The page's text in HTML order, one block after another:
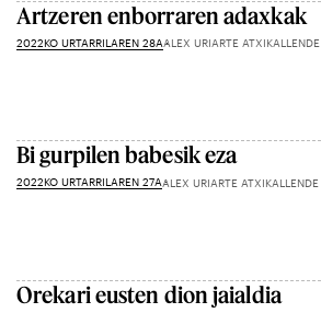
Artzeren enborraren adaxkak
2022KO URTARRILAREN 28AALEX URIARTE ATXIKALLENDE
Bi gurpilen babesik eza
2022KO URTARRILAREN 27AALEX URIARTE ATXIKALLENDE
Orekari eusten dion jaialdia